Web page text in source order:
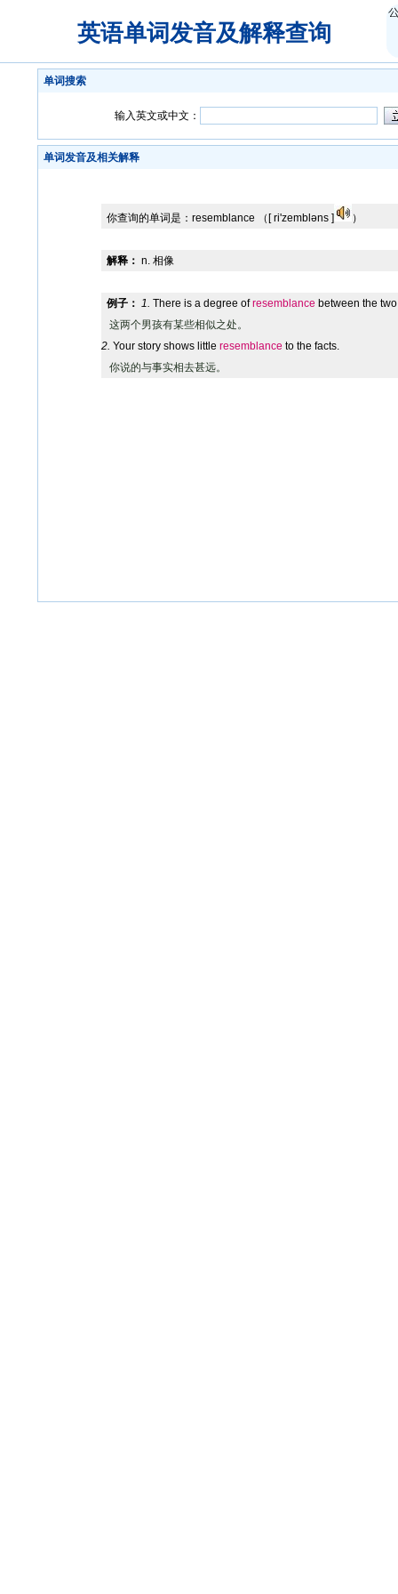
英语单词发音及解释查询
单词搜索
输入英文或中文：
单词发音及相关解释
你查询的单词是： resemblance （[ ri'zembləns ] ）
解释： n. 相像
例子： 1. There is a degree ofresemblance between the
这两个男孩有某些相似之处。
2. Your story shows little resemblance to the facts.
你说的与事实相去甚远。